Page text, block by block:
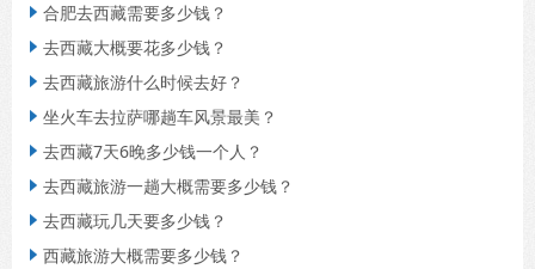
 合肥去西藏需要多少钱？
 去西藏大概要花多少钱？
 去西藏旅游什么时候去好？
 坐火车去拉萨哪趟车风景最美？
 去西藏7天6晚多少钱一个人？
 去西藏旅游一趟大概需要多少钱？
 去西藏玩几天要多少钱？
 西藏旅游大概需要多少钱？